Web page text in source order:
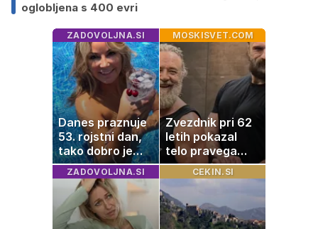
oglobljena s 400 evri
ZADOVOLJNA.SI
Danes praznuje
53. rojstni dan,
tako dobro je
videti znana
Slovenka
MOSKISVET.COM
Zvezdnik pri 62
letih pokazal
telo pravega
gladiatorja
ZADOVOLJNA.SI CEKIN.SI